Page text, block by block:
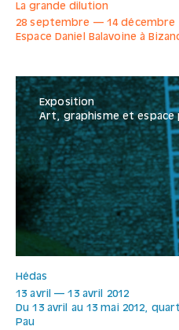
La grande dilution
28 septembre — 14 décembre
Espace Daniel Balavoine à
Exposition
Art, graphisme et espace
Hédas
13 avril
—13 avril
2012
Du 13 avril au 13 mai 2012,
Pau